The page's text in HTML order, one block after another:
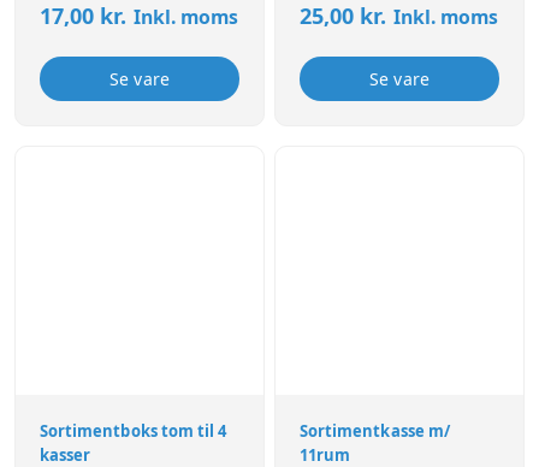
17,00 kr. Inkl. moms
Se vare
25,00 kr. Inkl. moms
Se vare
Sortimentboks tom til 4
kasser
Sortimentkasse m/
11rum